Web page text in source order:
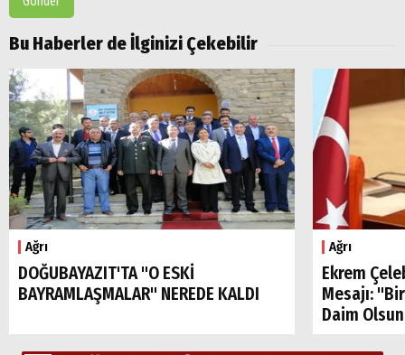
Bu Haberler de İlginizi Çekebilir
Ağrı
DOĞUBAYAZIT'TA "O ESKİ
BAYRAMLAŞMALAR" NEREDE KALDI
Ağrı
Ekrem
Mesajı:
Daim